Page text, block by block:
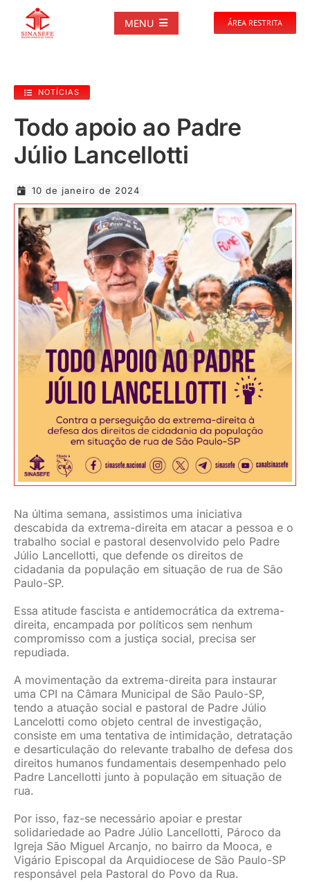
MENU
NOTÍCIAS
PUBLICAÇÕES
DOCUMENTOS
GALERIAS
EVENTOS
JURÍDICO
CLUBE
CONTATO
ÁREA RESTRITA
NOTÍCIAS
Todo apoio ao Padre
Júlio Lancellotti
10 de janeiro de 2024
Na última semana, assistimos uma iniciativa
descabida da extrema-direita em atacar a pessoa e o
trabalho social e pastoral desenvolvido pelo Padre
Júlio Lancellotti, que defende os direitos de
cidadania da população em situação de rua de São
Paulo-SP.
Essa atitude fascista e antidemocrática da extrema-
direita, encampada por políticos sem nenhum
compromisso com a justiça social, precisa ser
repudiada.
A movimentação da extrema-direita para instaurar
uma CPI na Câmara Municipal de São Paulo-SP,
tendo a atuação social e pastoral de Padre Júlio
Lancelotti como objeto central de investigação,
consiste em uma tentativa de intimidação, detratação
e desarticulação do relevante trabalho de defesa dos
direitos humanos fundamentais desempenhado pelo
Padre Lancellotti junto à população em situação de
rua.
Por isso, faz-se necessário apoiar e prestar
solidariedade ao Padre Júlio Lancellotti, Pároco da
Igreja São Miguel Arcanjo, no bairro da Mooca, e
Vigário Episcopal da Arquidiocese de São Paulo-SP
responsável pela Pastoral do Povo da Rua.